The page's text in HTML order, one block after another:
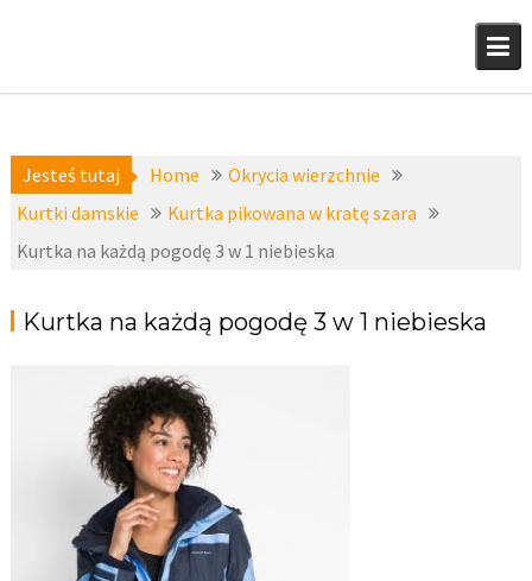
Jesteś tutaj Home
Okrycia wierzchnie
Kurtki damskie
Kurtka pikowana w kratę szara
Kurtka na każdą pogodę 3 w 1 niebieska
Kurtka na każdą pogodę 3 w 1 niebieska